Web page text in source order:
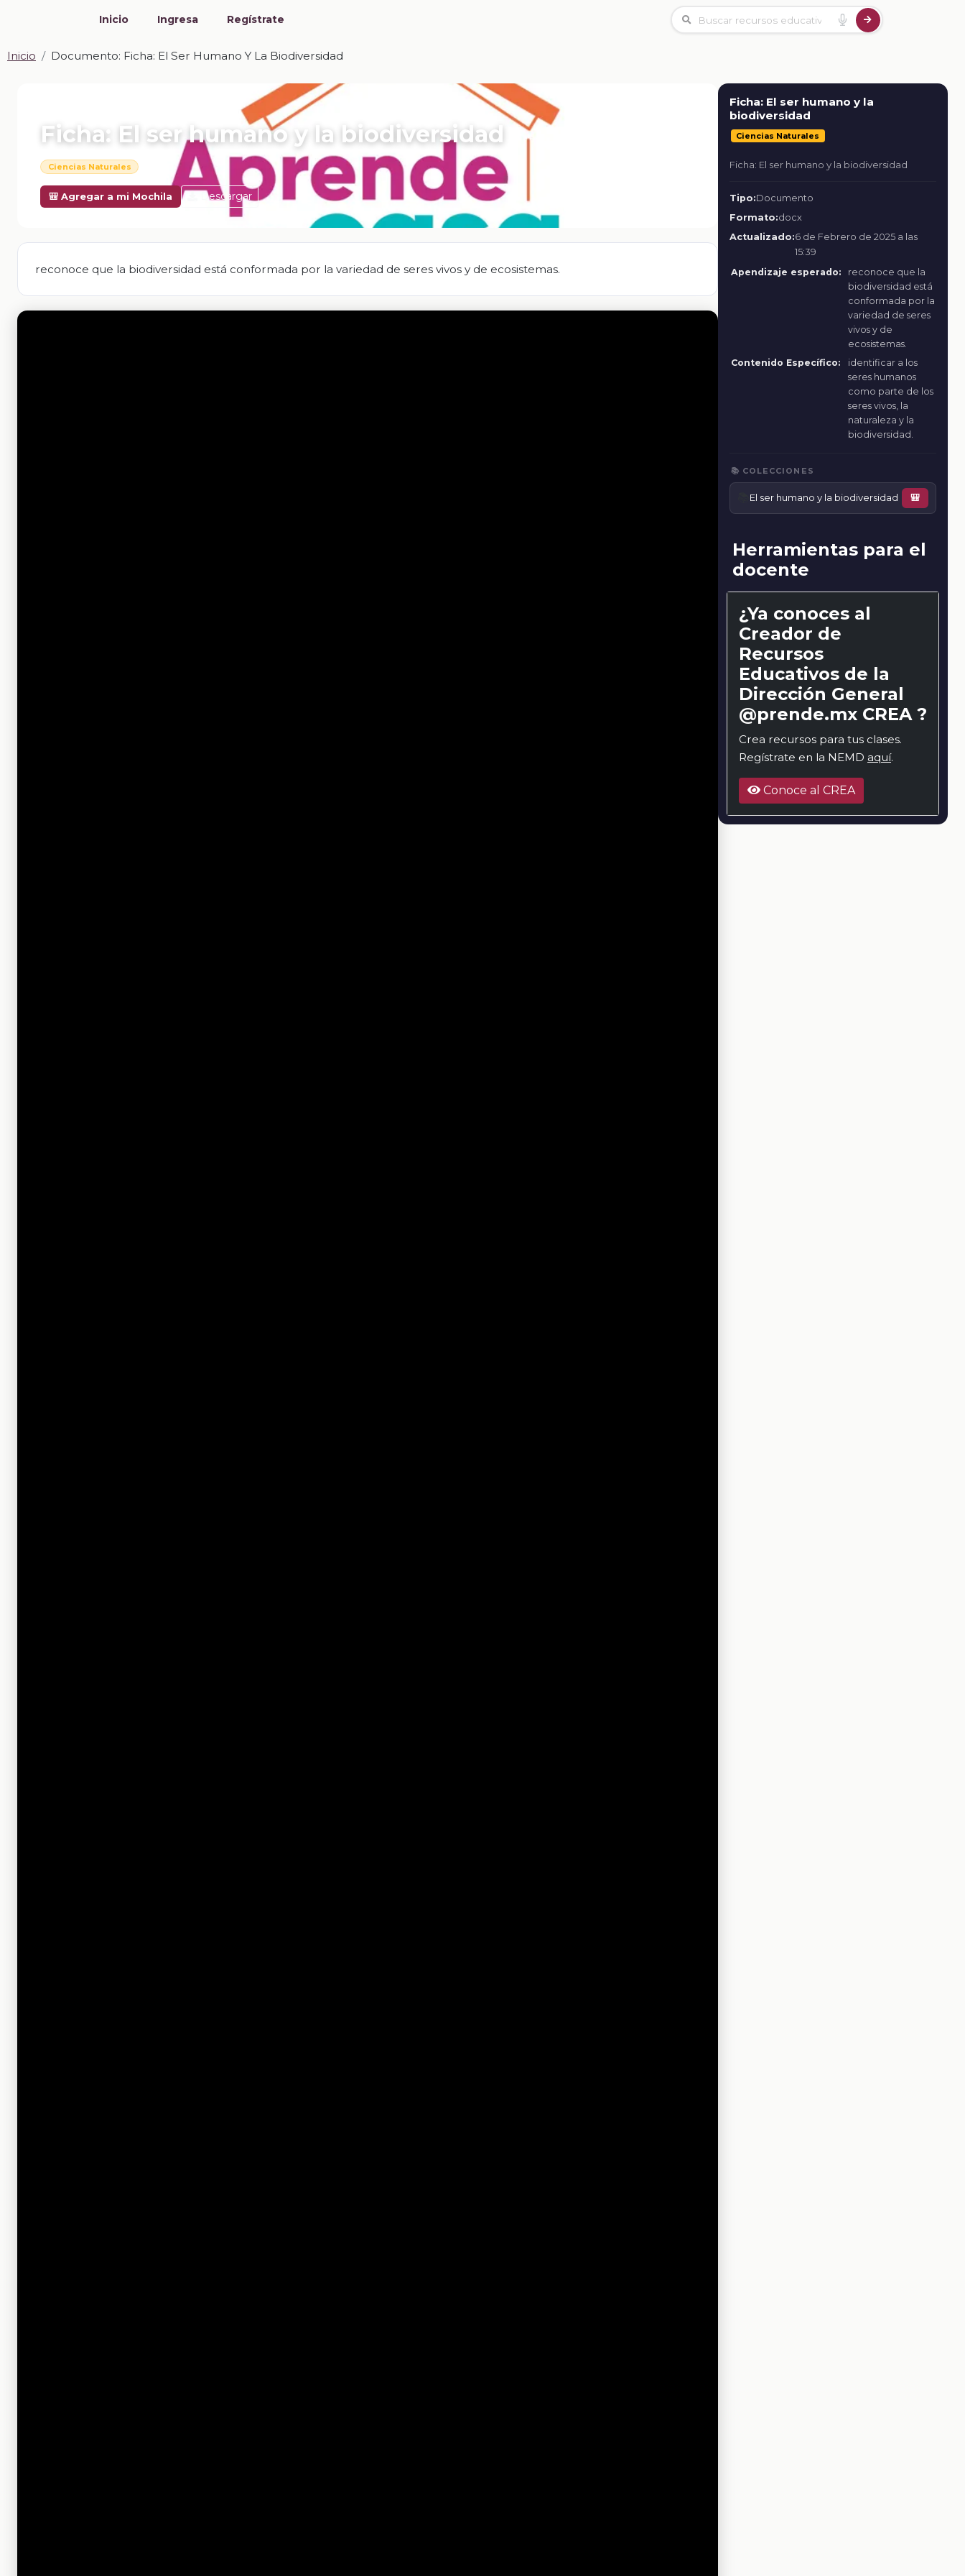
Inicio Ingresa Regístrate
Inicio Documento: Ficha: El Ser Humano Y La Biodiversidad
Ficha: El ser humano y la biodiversidad
Ciencias Naturales
🎒 Agregar a mi Mochila Descargar
reconoce que la biodiversidad está conformada por la variedad de seres vivos y de ecosistemas.
Ficha: El ser humano y la
biodiversidad
Ciencias Naturales
Ficha: El ser humano y la biodiversidad
Tipo:Documento
Formato:docx
Actualizado:6 de Febrero de 2025 a las
15:39
Apendizaje esperado:
reconoce que la
biodiversidad está
conformada por la
variedad de seres
vivos y de
ecosistemas.
Contenido Específico:
identificar a los
seres humanos
como parte de los
seres vivos, la
naturaleza y la
biodiversidad.
📚 COLECCIONES
El ser humano y la biodiversidad 🎒
Herramientas para el
docente
¿Ya conoces al
Creador de
Recursos
Educativos de la
Dirección General
@prende.mx CREA ?
Crea recursos para tus clases.
Regístrate en la NEMD aquí.
Conoce al CREA